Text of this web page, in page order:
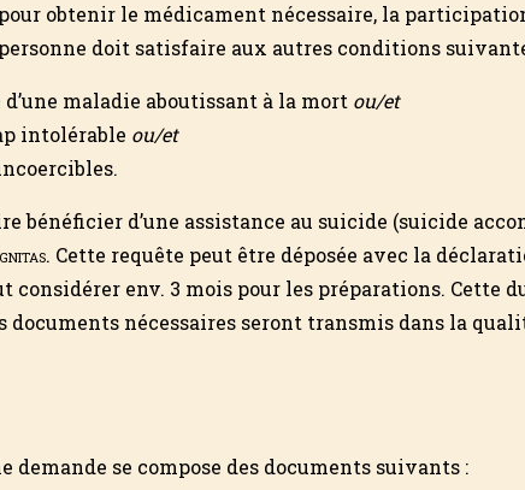
obtenir le médicament nécessaire, la
doit satisfaire aux autres conditions
maladie aboutissant à la mort ou/et
intolérable ou/et
bénéficier d’une assistance au suicide (suicide
. Cette requête peut être dépo­sée avec la
considérer env. 3 mois pour les préparations. Cette
documents nécessaires seront transmis dans la
demande se compose des documents suivants :